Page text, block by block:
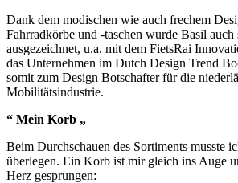
Dank dem modischen wie auch frechem
Fahrradkörbe und -taschen wurde Basil auch
ausgezeichnet, u.a. mit dem FietsRai
das Unternehmen im Dutch Design Trend
somit zum Design Botschafter für die
Mobilitätsindustrie.
“ Mein Korb „
Beim Durchschauen des Sortiments musste
überlegen. Ein Korb ist mir gleich ins Auge
Herz gesprungen: